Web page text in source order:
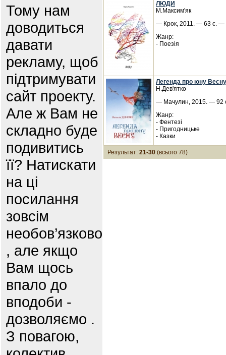
Тому нам
доводиться
давати
рекламу, щоб
підтримувати
сайт проекту.
Але ж Вам не
складно буде
подивитись
її? Натискати
на ці
посилання
зовсім
необов’язково
, але якщо
Вам щось
впало до
вподоби -
дозволяємо .
З повагою,
ЛЮДИ
М.Максим'як
— Крок, 2011. — 63 с. —
Жанр:
- Поезія
Легенда про юну Весну
Н.Дев'ятко
— Мачулин, 2015. — 92
Жанр:
- Фентезі
- Пригодницьке
- Казки
Результат: 21-30 (всього 78)